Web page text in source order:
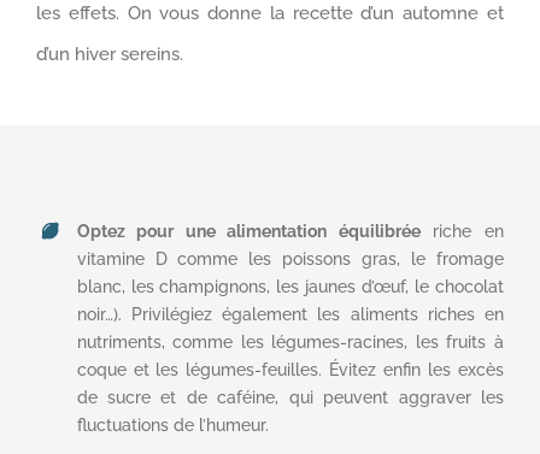
les effets. On vous donne la recette d’un automne et
d’un hiver sereins.
Optez pour une alimentation équilibréeriche en
vitamine D comme les poissons gras, le fromage
blanc, les champignons, les jaunes d’œuf, le chocolat
noir…). Privilégiez également les aliments riches en
nutriments, comme les légumes-racines, les fruits à
coque et les légumes-feuilles. Évitez enfin les excès
de sucre et de caféine, qui peuvent aggraver les
fluctuations de l’humeur.